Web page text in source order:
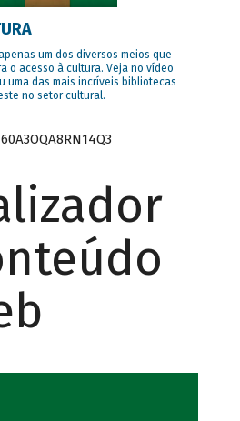
um dos diversos meios que
o acesso à cultura. Veja no vídeo
uma das mais incríveis bibliotecas
no setor cultural.